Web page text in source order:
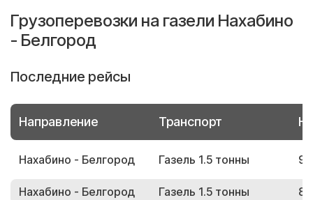
Грузоперевозки на газели Нахабино
- Белгород
Последние рейсы
Направление Транспорт
Нахабино - Белгород Газель 1.5 тонны
Нахабино - Белгород Газель 1.5 тонны